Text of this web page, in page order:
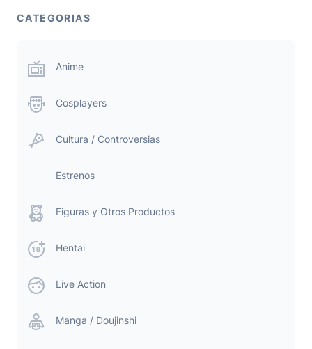
CATEGORIAS
Anime
Cosplayers
Cultura / Controversias
Estrenos
Figuras y Otros Productos
Hentai
Live Action
Manga / Doujinshi